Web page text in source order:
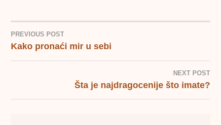
POST
NAVIGATION
PREVIOUS POST
Kako pronaći mir u sebi
NEXT POST
Šta je najdragocenije što imate?